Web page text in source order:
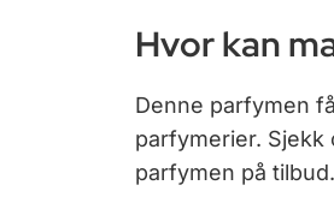
Hvor kan
Denne parfymen
parfymerier. Sjekk
parfymen på tilbud.